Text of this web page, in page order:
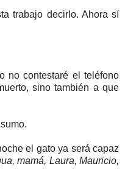
trabajo decirlo. Ahora sí
no contestaré el teléfono
sino también a que
el gato ya será capaz
mamá, Laura, Mauricio,